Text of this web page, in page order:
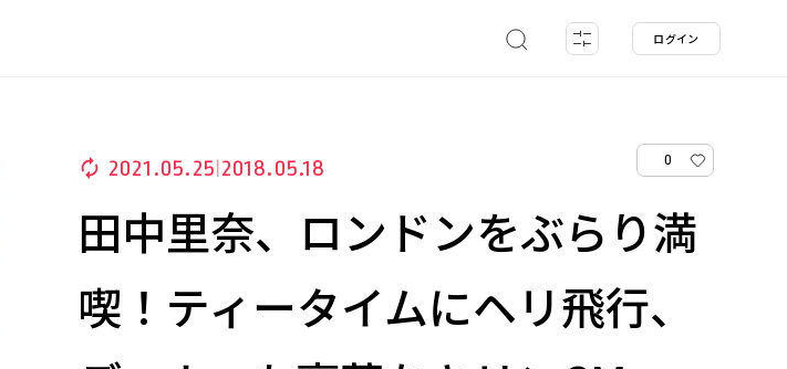
ログイン
2021.05.25 2018.05.18 0
田中里奈、ロンドンをぶらり満
喫！ティータイムにヘリ飛行、